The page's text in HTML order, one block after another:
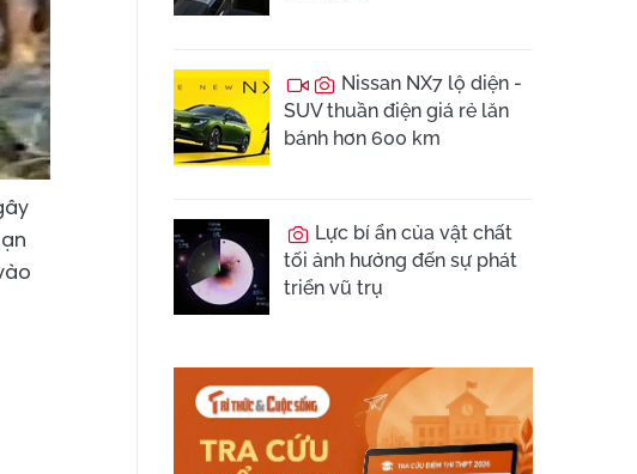
Nissan NX7 lộ diện -
SUV thuần điện giá rẻ lăn
bánh hơn 600 km
Lực bí ẩn của vật chất
tối ảnh hưởng đến sự phát
triển vũ trụ